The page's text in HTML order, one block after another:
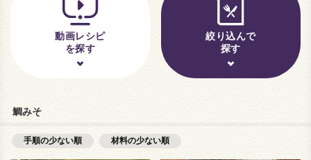
動画レシピ
を探す
絞り込んで
探す
鯛みそ
手順の少ない順 材料の少ない順